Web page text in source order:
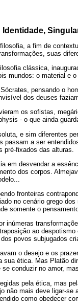
a fim de
suas
clássica,
mundos: o material e
pensando o
dos deuses
os sofistas,
- o que ainda
e sim diferentes
passam a ser
pré-fixados das alturas.
em desvendar a
dos corpos.
fronteiras
no cenário grego
somente o
inúmeras
ao
povos subjugados
o desejo e os
sua ética. Mas Platão
conduzir no amor,
pela ética, mas
não mais deve ligar-
como obedecer